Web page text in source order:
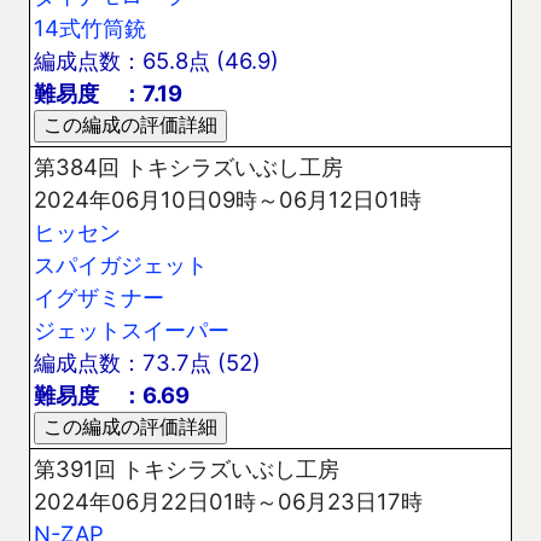
14式竹筒銃
編成点数：65.8点 (46.9)
難易度 ：7.19
第384回 トキシラズいぶし工房
2024年06月10日09時～06月12日01時
ヒッセン
スパイガジェット
イグザミナー
ジェットスイーパー
編成点数：73.7点 (52)
難易度 ：6.69
第391回 トキシラズいぶし工房
2024年06月22日01時～06月23日17時
N-ZAP